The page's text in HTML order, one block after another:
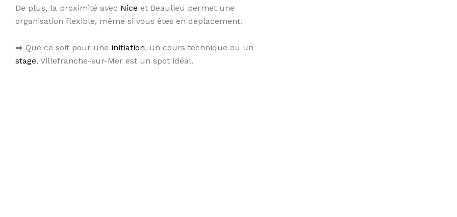
De plus, la proximité avec Nice et Beaulieu permet une
organisation flexible, même si vous êtes en déplacement.
➡️ Que ce soit pour une initiation, un cours technique ou un
stage, Villefranche-sur-Mer est un spot idéal.